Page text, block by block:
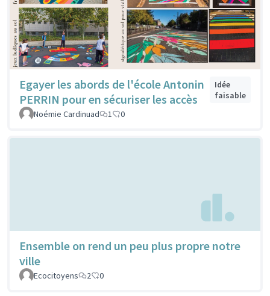
Egayer les abords de l'école Antonin
PERRIN pour en sécuriser les accès
Idée
faisable
Noémie Cardinuad
1 0
Ensemble on rend un peu plus propre notre
ville
Ecocitoyens 2 0